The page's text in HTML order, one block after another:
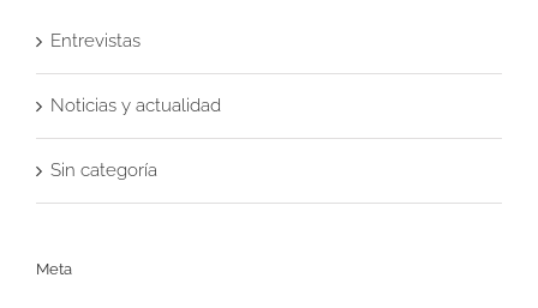
Entrevistas
Noticias y actualidad
Sin categoría
Meta